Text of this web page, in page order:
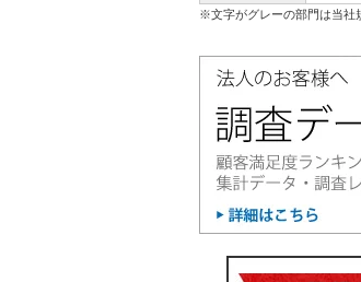
※文字がグレーの部門は当社